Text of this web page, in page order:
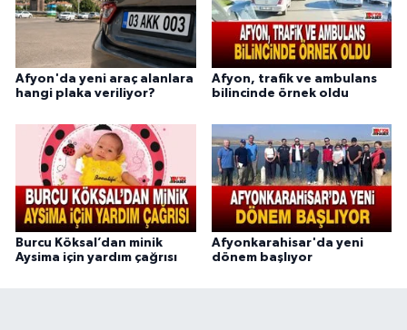
Afyon'da yeni araç alanlara
hangi plaka veriliyor?
Afyon, trafik ve ambulans
bilincinde örnek oldu
Burcu Köksal’dan minik
Aysima için yardım çağrısı
Afyonkarahisar'da yeni
dönem başlıyor